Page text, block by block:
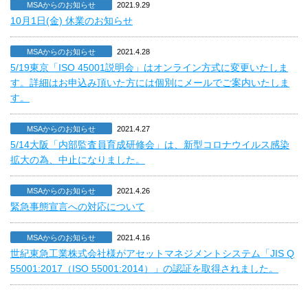
MSAからのお知らせ 2021.9.29
10月1日(金) 休業のお知らせ
MSAからのお知らせ 2021.4.28
5/19東京「ISO 45001説明会」はオンライン方式に変更いたしま
す。詳細はお申込み頂いた方には個別にメールでご案内いたしま
す。
MSAからのお知らせ 2021.4.27
5/14大阪「内部監査員育成研修会」は、新型コロナウイルス感染
拡大の為、中止になりました。
MSAからのお知らせ 2021.4.26
緊急事態宣言への対応について
MSAからのお知らせ 2021.4.16
世紀東急工業株式会社様がアセットマネジメントシステム「JIS Q
55001:2017（ISO 55001:2014）」の認証を取得されました。